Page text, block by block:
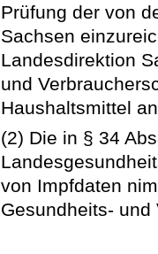
Prüfung der von
Sachsen
Landesdirektion
und
Haushaltsmittel
(2) Die in § 34
von Impfdaten
Gesundheits- und